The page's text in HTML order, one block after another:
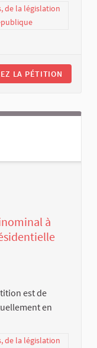
de la législation
LA PÉTITION
à
est de
en
de la législation